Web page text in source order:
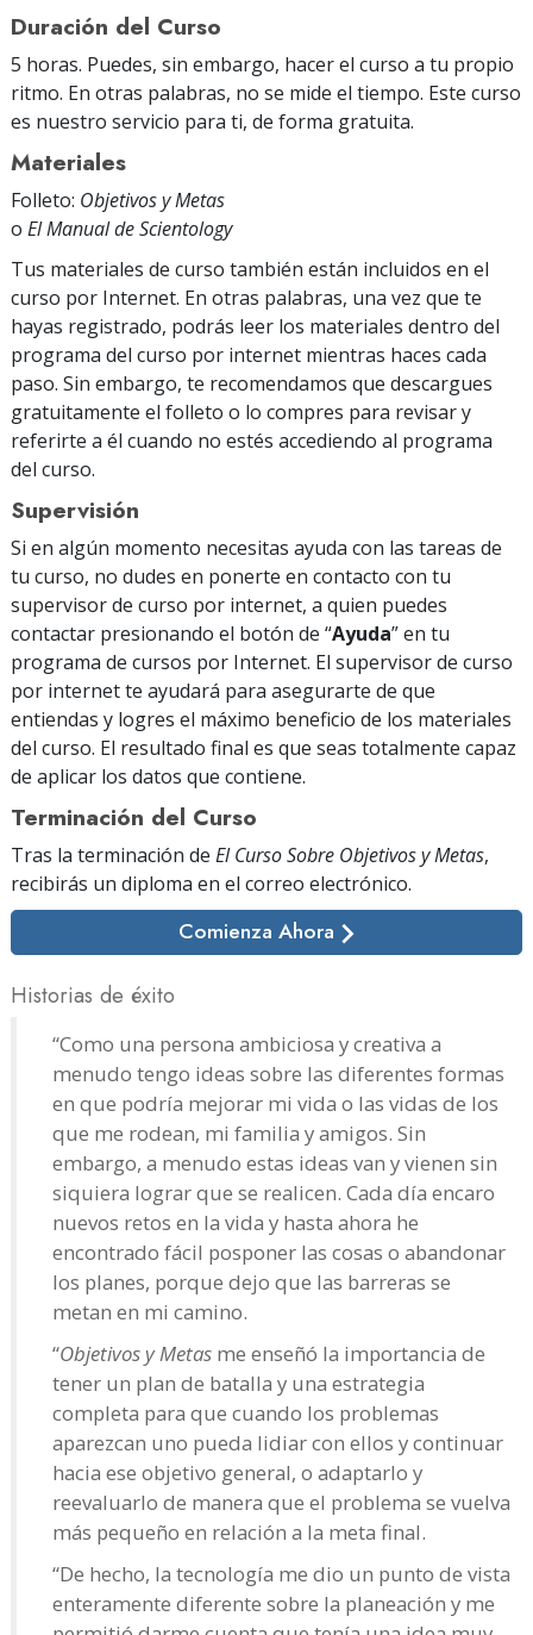
Duración del Curso
5 horas. Puedes, sin embargo, hacer el curso a tu propio
ritmo. En otras palabras, no se mide el tiempo. Este curso
es nuestro servicio para ti, de forma gratuita.
Materiales
Folleto: Objetivos y Metas
o El Manual de Scientology
Tus materiales de curso también están incluidos en el
curso por Internet. En otras palabras, una vez que te
hayas registrado, podrás leer los materiales dentro del
programa del curso por internet mientras haces cada
paso. Sin embargo, te recomendamos que descargues
gratuitamente el folleto o lo compres para revisar y
referirte a él cuando no estés accediendo al programa
del curso.
Supervisión
Si en algún momento necesitas ayuda con las tareas de
tu curso, no dudes en ponerte en contacto con tu
supervisor de curso por internet, a quien puedes
contactar presionando el botón de “Ayuda” en tu
programa de cursos por Internet. El supervisor de curso
por internet te ayudará para asegurarte de que
entiendas y logres el máximo beneficio de los materiales
del curso. El resultado final es que seas totalmente capaz
de aplicar los datos que contiene.
Terminación del Curso
Tras la terminación de El Curso Sobre Objetivos y Metas,
recibirás un diploma en el correo electrónico.
Comienza Ahora
Historias de éxito
“Como una persona ambiciosa y creativa a
menudo tengo ideas sobre las diferentes formas
en que podría mejorar mi vida o las vidas de los
que me rodean, mi familia y amigos. Sin
embargo, a menudo estas ideas van y vienen sin
siquiera lograr que se realicen. Cada día encaro
nuevos retos en la vida y hasta ahora he
encontrado fácil posponer las cosas o abandonar
los planes, porque dejo que las barreras se
metan en mi camino.
“Objetivos y Metas me enseñó la importancia de
tener un plan de batalla y una estrategia
completa para que cuando los problemas
aparezcan uno pueda lidiar con ellos y continuar
hacia ese objetivo general, o adaptarlo y
reevaluarlo de manera que el problema se vuelva
más pequeño en relación a la meta final.
“De hecho, la tecnología me dio un punto de vista
enteramente diferente sobre la planeación y me